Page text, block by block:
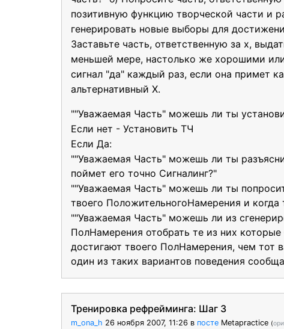
позитивную функцию творческой части и
генерировать новые выборы для
Заставьте часть, ответственную за х,
меньшей мере, настолько же хорошими
сигнал "да" каждый раз, если она примет
альтернативный X.
""Уважаемая Часть" можешь ли ты
Если нет - Установить ТЧ
Если Да:
""Уважаемая Часть" можешь ли ты
поймет его точно Сигналинг?"
""Уважаемая Часть" можешь ли ты
твоего ПоложительногоНамерения и когда
""Уважаемая Часть" можешь ли из
ПолНамерения отобрать те из них
достигают твоего ПолНамерения, чем тот
один из таких вариантов поведения
Тренировка рефрейминга: Шаг 3
m_ona_h 26 ноября 2007, 11:26 в посте Metapractice (